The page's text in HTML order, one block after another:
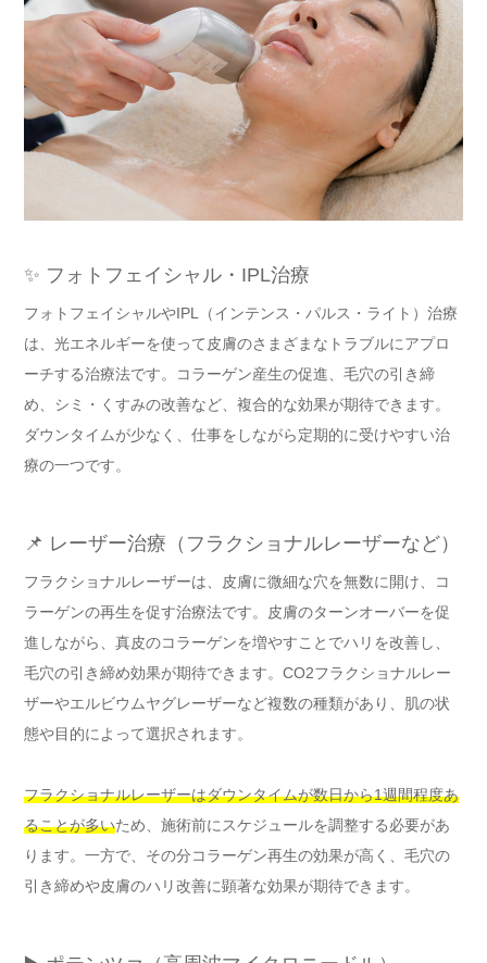
✨ フォトフェイシャル・IPL治療
フォトフェイシャルやIPL（インテンス・パルス・ライト）治療
は、光エネルギーを使って皮膚のさまざまなトラブルにアプロ
ーチする治療法です。コラーゲン産生の促進、毛穴の引き締
め、シミ・くすみの改善など、複合的な効果が期待できます。
ダウンタイムが少なく、仕事をしながら定期的に受けやすい治
療の一つです。
📌 レーザー治療（フラクショナルレーザーなど）
フラクショナルレーザーは、皮膚に微細な穴を無数に開け、コ
ラーゲンの再生を促す治療法です。皮膚のターンオーバーを促
進しながら、真皮のコラーゲンを増やすことでハリを改善し、
毛穴の引き締め効果が期待できます。CO2フラクショナルレー
ザーやエルビウムヤグレーザーなど複数の種類があり、肌の状
態や目的によって選択されます。
フラクショナルレーザーはダウンタイムが数日から1週間程度あ
ることが多いため、施術前にスケジュールを調整する必要があ
ります。一方で、その分コラーゲン再生の効果が高く、毛穴の
引き締めや皮膚のハリ改善に顕著な効果が期待できます。